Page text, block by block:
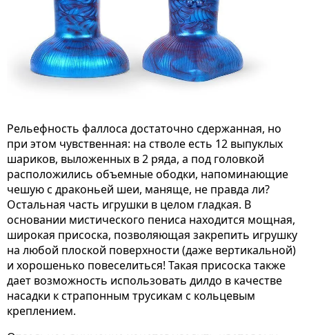
Рельефность фаллоса достаточно сдержанная, но
при этом чувственная: на стволе есть 12 выпуклых
шариков, выложенных в 2 ряда, а под головкой
расположились объемные ободки, напоминающие
чешую с драконьей шеи, маняще, не правда ли?
Остальная часть игрушки в целом гладкая. В
основании мистического пениса находится мощная,
широкая присоска, позволяющая закрепить игрушку
на любой плоской поверхности (даже вертикальной)
и хорошенько повеселиться! Такая присоска также
дает возможность использовать дилдо в качестве
насадки к страпонным трусикам с кольцевым
креплением.